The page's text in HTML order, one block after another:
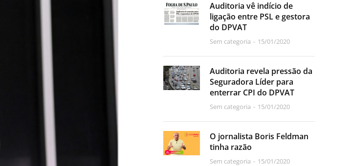
Auditoria vê indício de
ligação entre PSL e gestora
do DPVAT
Sem categoria 15/01/2020
Auditoria revela pressão da
Seguradora Líder para
enterrar CPI do DPVAT
Sem categoria 15/01/2020
O jornalista Boris Feldman
tinha razão
Sem categoria 15/01/2020